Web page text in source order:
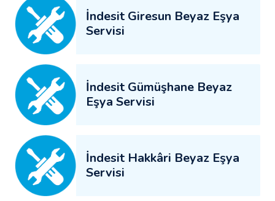
İndesit Giresun Beyaz Eşya
Servisi
İndesit Gümüşhane Beyaz
Eşya Servisi
İndesit Hakkâri Beyaz Eşya
Servisi